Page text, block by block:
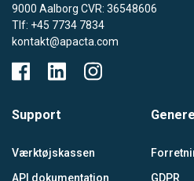
9000 Aalborg CVR: 36548606
Tlf: +45 7734 7834
kontakt@apacta.com
Support
Værktøjskassen
API dokumentation
GDPR